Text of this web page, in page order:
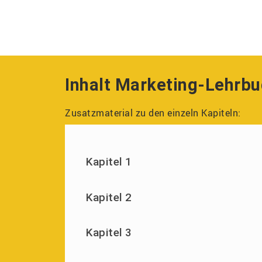
Inhalt Marketing-
Zusatzmaterial zu den einzeln Kapiteln:
Kapitel 1
Kapitel 2
Kapitel 3